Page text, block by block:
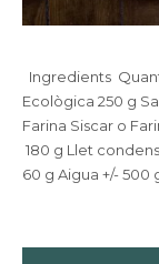
Ingredients
Ecològica 250 g
Farina Siscar o
180 g Llet
60 g Aigua +/- 500